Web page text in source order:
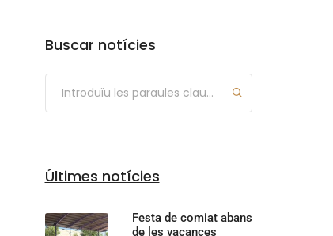
Buscar notícies
Últimes notícies
Festa de comiat abans
de les vacances